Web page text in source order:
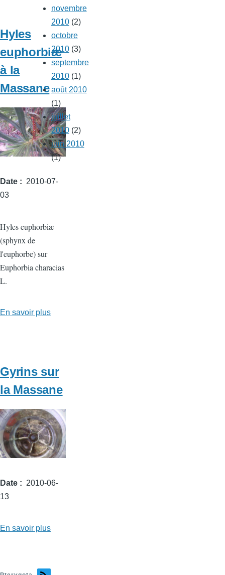
Hyles
euphorbiæ
à la
Massane
Date
2010-07-
03
Hyles euphorbiæ
(sphynx de
l'euphorbe) sur
Euphorbia characias
L.
En savoir plus
Massane
Gyrins sur
la Massane
Date
2010-06-
13
En savoir plus
novembre
2010(2)
octobre
2010(3)
septembre
2010(1)
août 2010
(1)
juillet
2010(2)
juin 2010
(1)